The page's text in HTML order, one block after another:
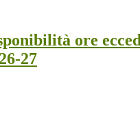
ore
27